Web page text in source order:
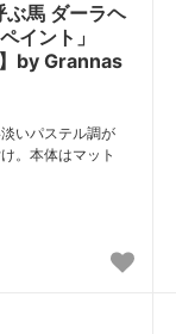
ぶ馬 ダーラヘ
イント」
by Grannas
いパステル調が
。本体はマット